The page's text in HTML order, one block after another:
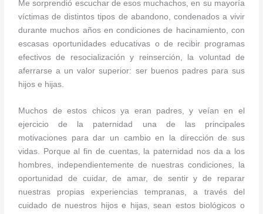
Me sorprendió escuchar de esos muchachos, en su mayoría
víctimas de distintos tipos de abandono, condenados a vivir
durante muchos años en condiciones de hacinamiento, con
escasas oportunidades educativas o de recibir programas
efectivos de resocialización y reinserción, la voluntad de
aferrarse a un valor superior: ser buenos padres para sus
hijos e hijas.
Muchos de estos chicos ya eran padres, y veían en el
ejercicio de la paternidad una de las principales
motivaciones para dar un cambio en la dirección de sus
vidas. Porque al fin de cuentas, la paternidad nos da a los
hombres, independientemente de nuestras condiciones, la
oportunidad de cuidar, de amar, de sentir y de reparar
nuestras propias experiencias tempranas, a través del
cuidado de nuestros hijos e hijas, sean estos biológicos o